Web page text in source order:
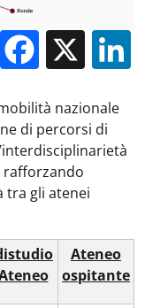
X
nazionale
di percorsi di
rafforzando
tra gli atenei
Ateneo
ospitante